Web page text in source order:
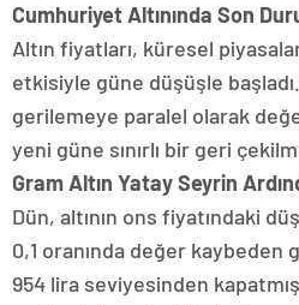
Cumhuriyet Altınında Son
Altın fiyatları, küresel
etkisiyle güne düşüşle
gerilemeye paralel olarak
yeni güne sınırlı bir geri
Gram Altın Yatay Seyrin
Dün, altının ons fiyatındaki
0,1 oranında değer kaybeden
954 lira seviyesinden